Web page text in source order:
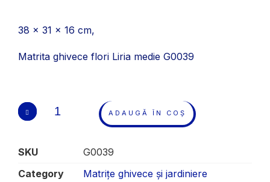
38 x 31 x 16 cm,
Matrita ghivece flori Liria medie G0039
ADAUGĂ ÎN COȘ
SKU
G0039
Category
Matrițe ghivece și jardiniere